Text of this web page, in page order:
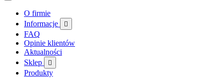
O firmie
Informacje

FAQ
Opinie klientów
Aktualności
Sklep

Produkty